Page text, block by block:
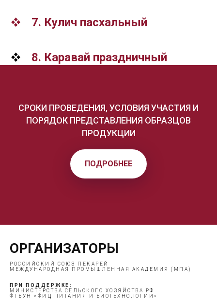
7. Кулич пасхальный
8. Каравай праздничный
СРОКИ ПРОВЕДЕНИЯ, УСЛОВИЯ УЧАСТИЯ И
ПОРЯДОК ПРЕДСТАВЛЕНИЯ ОБРАЗЦОВ
ПРОДУКЦИИ
ПОДРОБНЕЕ
ОРГАНИЗАТОРЫ
РОССИЙСКИЙ СОЮЗ ПЕКАРЕЙ
МЕЖДУНАРОДНАЯ ПРОМЫШЛЕННАЯ АКАДЕМИЯ
(МПА)
ПРИ ПОДДЕРЖКЕ:
МИНИСТЕРСТВА СЕЛЬСКОГО ХОЗЯЙСТВА РФ
ФГБУН «ФИЦ ПИТАНИЯ И БИОТЕХНОЛОГИИ»